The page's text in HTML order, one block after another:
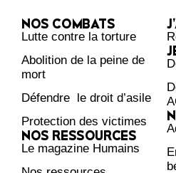
NOS COMBATS
Lutte contre la torture
Abolition de la peine de
mort
Défendre le droit d’asile
Protection des victimes
NOS RESSOURCES
Le magazine Humains